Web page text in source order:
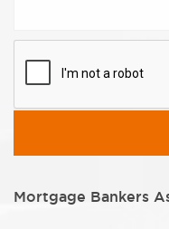
Mortgage Bankers